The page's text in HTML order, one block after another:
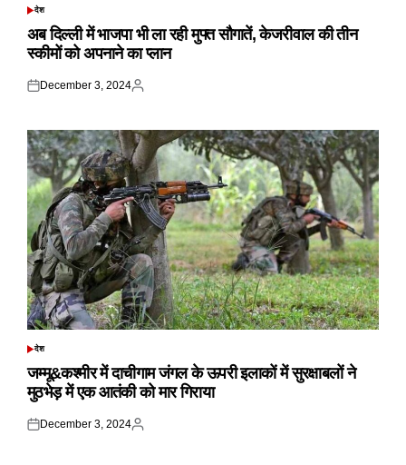
POSTED
देश
अब दिल्ली में भाजपा भी ला रही मुफ्त सौगातें, केजरीवाल की तीन
स्कीमों को अपनाने का प्लान
Posted
December 3, 2024
Posted
POSTED
देश
जम्मू&कश्मीर में दाचीगाम जंगल के ऊपरी इलाकों में सुरक्षाबलों ने
मुठभेड़ में एक आतंकी को मार गिराया
Posted
December 3, 2024
Posted